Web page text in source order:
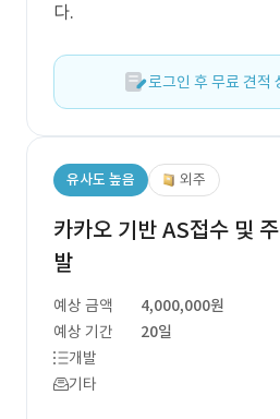
다.
로그인 후 무료 견적
유사도 높음 외주
카카오 기반 AS접수 및
발
예상 금액
4,000,000원
예상 기간
20일
개발
기타